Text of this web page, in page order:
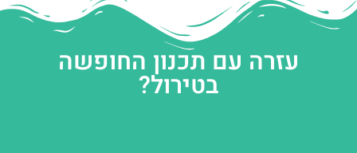
עזרה עם תכנון החופשה
בטירול?